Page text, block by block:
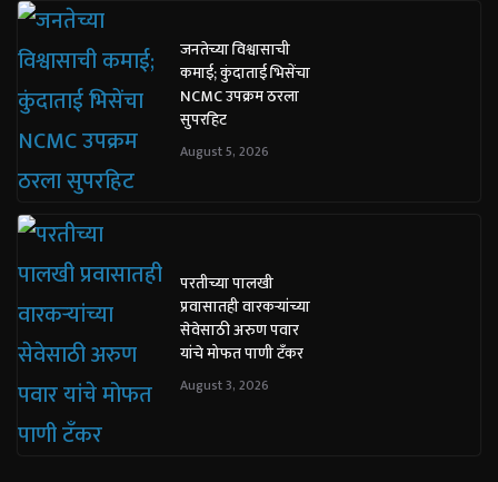
जनतेच्या विश्वासाची
कमाई; कुंदाताई भिसेंचा
NCMC उपक्रम ठरला
सुपरहिट
August 5, 2026
परतीच्या पालखी
प्रवासातही वारकऱ्यांच्या
सेवेसाठी अरुण पवार
यांचे मोफत पाणी टँकर
August 3, 2026